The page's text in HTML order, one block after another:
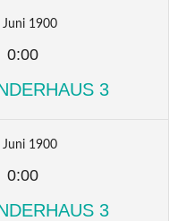
Juni 1900
0:00
3
Juni 1900
0:00
3